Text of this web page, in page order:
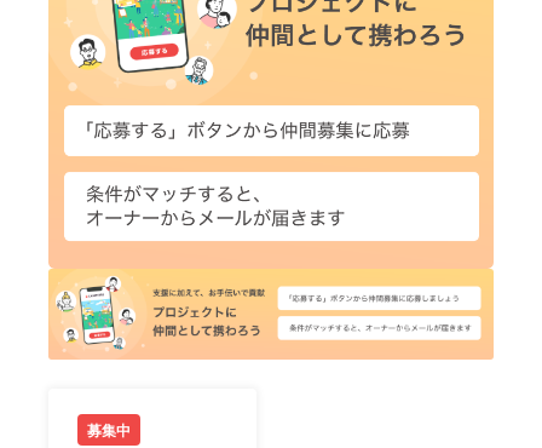
募集中